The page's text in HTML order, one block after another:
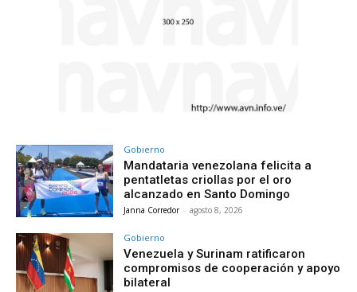
Gobierno
Mandataria venezolana felicita a
pentatletas criollas por el oro
alcanzado en Santo Domingo
Janna Corredor - agosto 8, 2026
Gobierno
Venezuela y Surinam ratificaron
compromisos de cooperación y apoyo
bilateral